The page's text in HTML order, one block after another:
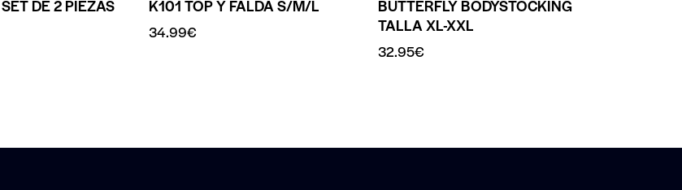
DE 2 PIEZAS K101 TOP Y FALDA S/M/L
34.99€
BUTTERFLY BODYSTOCKING
TALLA XL-XXL
32.95€